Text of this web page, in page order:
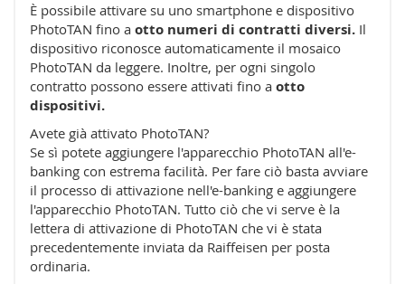
È possibile attivare su uno smartphone e dispositivo
PhotoTAN fino a otto numeri di contratti diversi. Il
dispositivo riconosce automaticamente il mosaico
PhotoTAN da leggere. Inoltre, per ogni singolo
contratto possono essere attivati fino a otto
dispositivi.
Avete già attivato PhotoTAN?
Se sì potete aggiungere l'apparecchio PhotoTAN all'e-
banking con estrema facilità. Per fare ciò basta avviare
il processo di attivazione nell'e-banking e aggiungere
l'apparecchio PhotoTAN. Tutto ciò che vi serve è la
lettera di attivazione di PhotoTAN che vi è stata
precedentemente inviata da Raiffeisen per posta
ordinaria.